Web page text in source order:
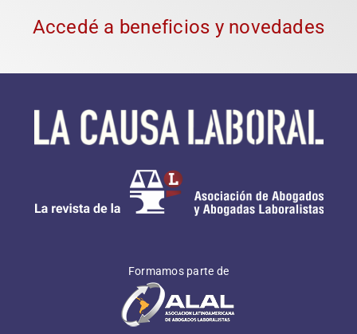
Accedé a beneficios y novedades
Formamos parte de